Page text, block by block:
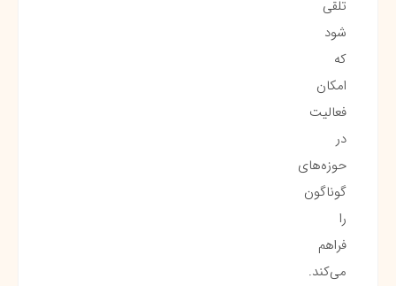
تلقی
شود
که
امکان
فعالیت
در
حوزه‌های
گوناگون
را
فراهم
می‌کند.